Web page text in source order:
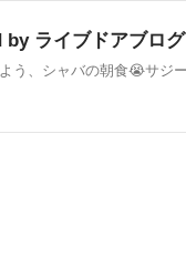
ライブドアブログ